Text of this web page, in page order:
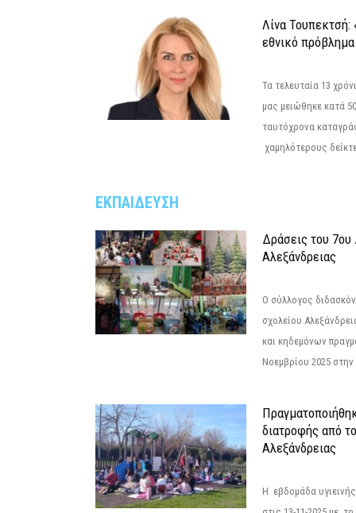
Λίνα Τουπεκτσή:
εθνικό πρόβλημα
Τα τελευταία 13
μας μειώθηκε κατά
ταυτόχρονα
χαμηλότερους
ΕΚΠΑΙΔΕΥΣΗ
Δράσεις του 7ου
Αλεξάνδρειας
Ο σύλλογος
σχολείου
και κηδεμόνων
Νοεμβρίου 2025
διατροφής από
Αλεξάνδρειας
Η εβδομάδα